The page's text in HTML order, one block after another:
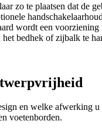
zo te plaatsen dat de
wordt een voorziening
het bedhek of zijbalk te
en welke afwerking
voetenborden.